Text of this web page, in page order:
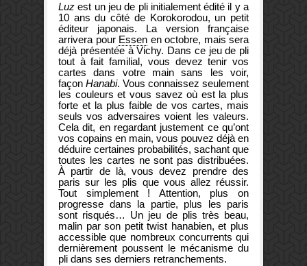
Luzest un jeu de pli initialement édité il y a
10 ans du côté de Korokorodou, un petit
éditeur japonais. La version française
arrivera pour Essen en octobre, mais sera
déjà présentée à Vichy. Dans ce jeu de pli
tout à fait familial, vous devez tenir vos
cartes dans votre main sans les voir,
façon Hanabi. Vous connaissez seulement
les couleurs et vous savez où est la plus
forte et la plus faible de vos cartes, mais
seuls vos adversaires voient les valeurs.
Cela dit, en regardant justement ce qu’ont
vos copains en main, vous pouvez déjà en
déduire certaines probabilités, sachant que
toutes les cartes ne sont pas distribuées.
À partir de là, vous devez prendre des
paris sur les plis que vous allez réussir.
Tout simplement ! Attention, plus on
progresse dans la partie, plus les paris
sont risqués… Un jeu de plis très beau,
malin par son petit twist hanabien, et plus
accessible que nombreux concurrents qui
dernièrement poussent le mécanisme du
pli dans ses derniers retranchements.